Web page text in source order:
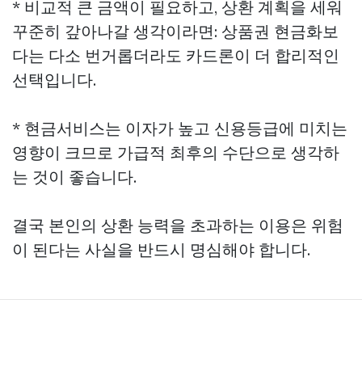
* 비교적 큰 금액이 필요하고, 상환 계획을 세워
꾸준히 갚아나갈 생각이라면: 상품권 현금화보
다는 다소 번거롭더라도 카드론이 더 합리적인
선택입니다.
* 현금서비스는 이자가 높고 신용등급에 미치는
영향이 크므로 가급적 최후의 수단으로 생각하
는 것이 좋습니다.
결국 본인의 상환 능력을 초과하는 이용은 위험
이 된다는 사실을 반드시 명심해야 합니다.